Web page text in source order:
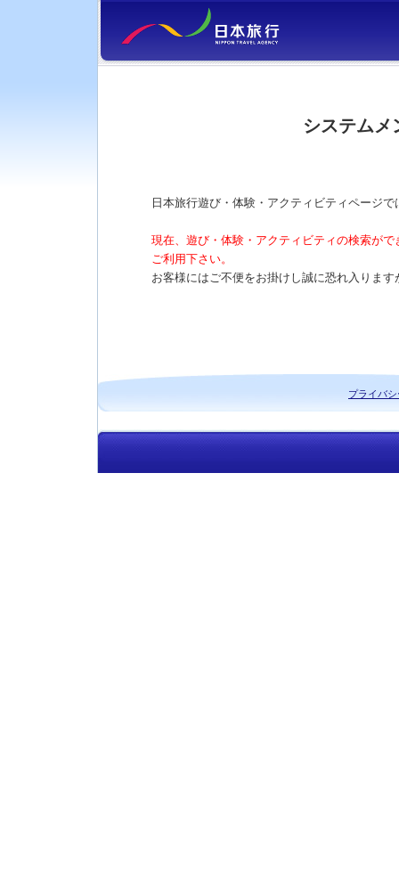
システムメ
日本旅行遊び・体験・アクティビティページ
現在、遊び・体験・アクティビティの検索が
ご利用下さい。
お客様にはご不便をお掛けし誠に恐れ入りま
プライバ